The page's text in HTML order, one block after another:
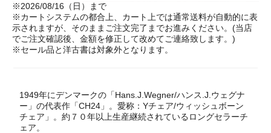
※2026/08/16（日）まで
※カートシステムの都合上、カート上では通常送料が自動的に表
示されますが、そのままご注文完了までお進みください。(当店
でご注文確認後、金額を修正して改めてご連絡致します。)
※セール品と洋古書は対象外となります。
1949年にデンマークの「Hans.J.Wegner/ハンス.J.ウェグナ
ー」の代表作「CH24」。愛称：Yチェア/ウィッシュボーン
チェア」。約７０年以上生産継続されているロングセラーチ
ェア。